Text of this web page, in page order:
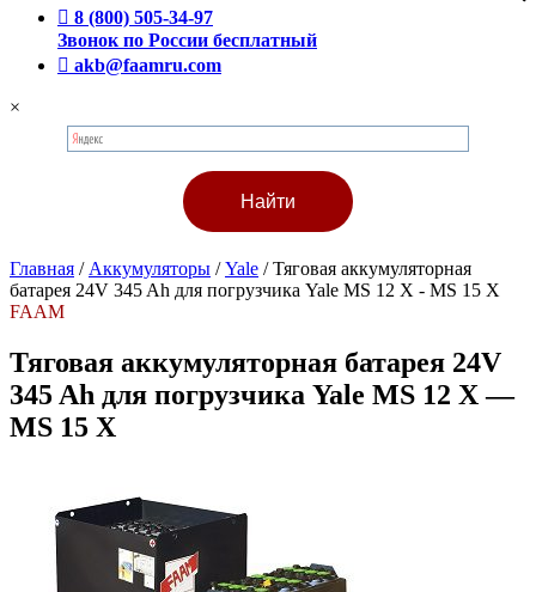
8 (800) 505-34-97
Звонок по России бесплатный
akb@faamru.com
×
Главная / Аккумуляторы /Yale /Тяговая аккумуляторная
батарея 24V 345 Ah для погрузчика Yale MS 12 X - MS 15 X
FAAM
Тяговая аккумуляторная батарея 24V
345 Ah для погрузчика Yale MS 12 X —
MS 15 X